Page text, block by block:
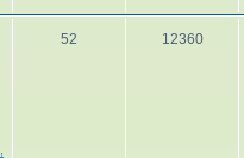
52 12360